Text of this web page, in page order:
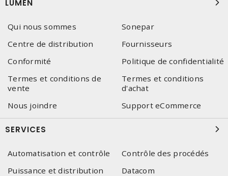
LUMEN
Qui nous sommes
Sonepar
Centre de distribution
Fournisseurs
Conformité
Politique de confidentialité
Termes et conditions de
vente
Termes et conditions
d'achat
Nous joindre
Support eCommerce
SERVICES
Automatisation et contrôle
Contrôle des procédés
Puissance et distribution
Datacom